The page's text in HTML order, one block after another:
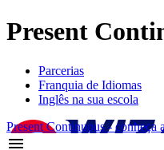
Present
Parcerias
Franquia de Idiomas
Inglês na sua escola
Present Continuous - conheça
menu